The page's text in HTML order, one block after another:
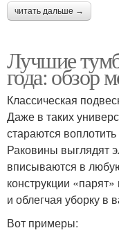
читать дальше →
Лучшие
года: обзор
Классическая
Даже в таких
стараются
Раковины выглядят
вписываются в
конструкции
и облегчая уборку в
Вот примеры: